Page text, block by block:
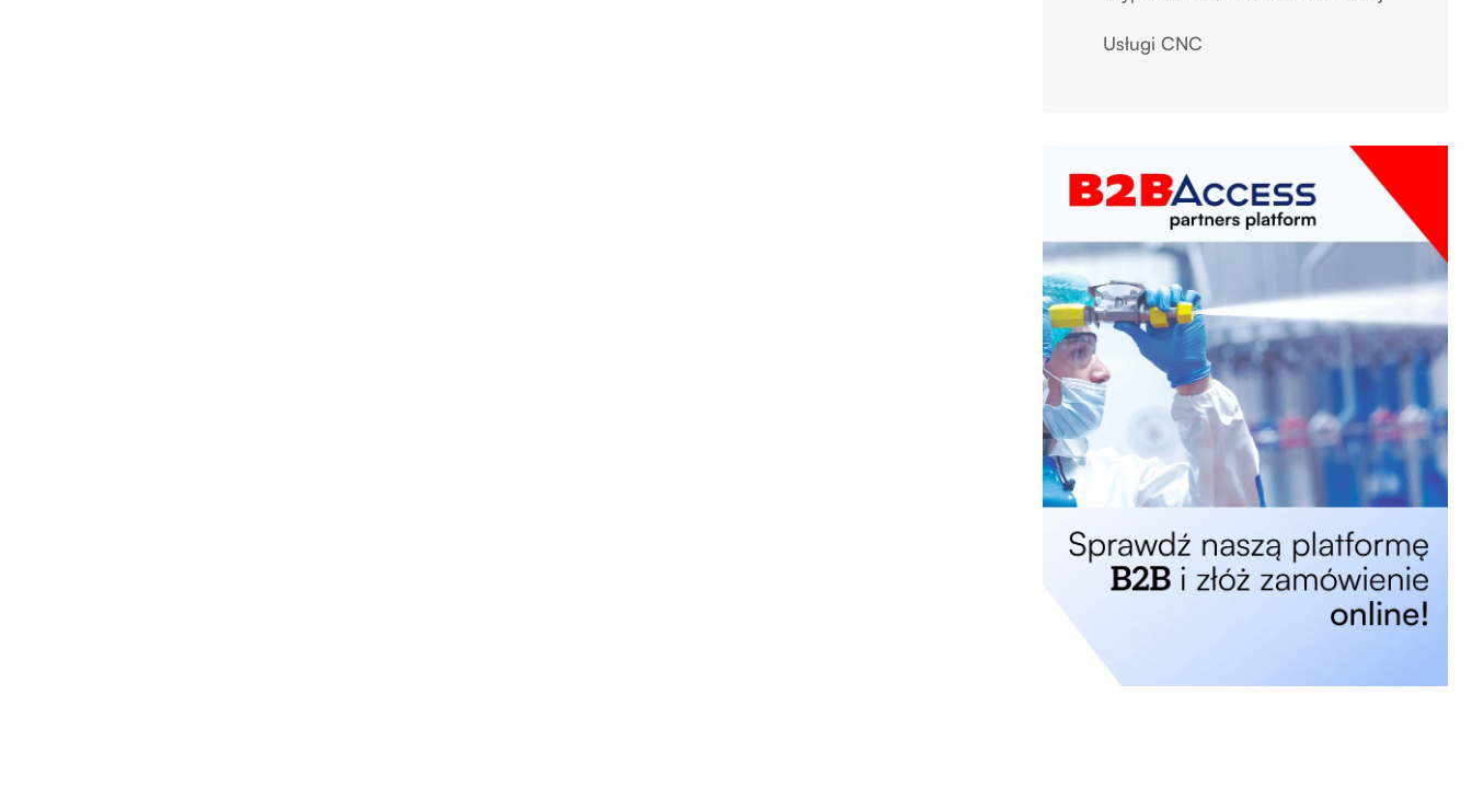
Usługi CNC